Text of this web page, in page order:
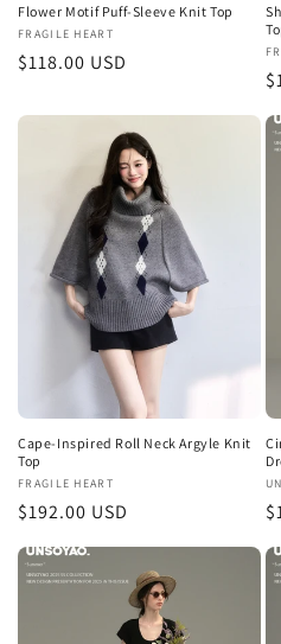
Flower Motif Puff-Sleeve Knit Top
販
売
FRAGILE HEART
通
価
$118.00 USD
売
Cape-Inspired Roll Neck Argyle Knit
Top
販
売
FRAGILE HEART
通
価
$192.00 USD
販
売